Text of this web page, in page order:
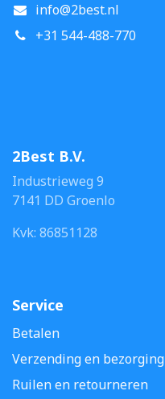
info@2best.nl
+31 544-488-770
2Best B.V.
Industrieweg 9
7141 DD Groenlo
Kvk: 86851128
Service
Betalen
Verzending en bezorging
Ruilen en retourneren